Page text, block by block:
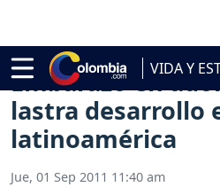
VIDA Y
Abelardo de la Espriella
Embarazo en
lastra desarrollo
latinoamérica
Jue, 01 Sep 2011 11:40 am